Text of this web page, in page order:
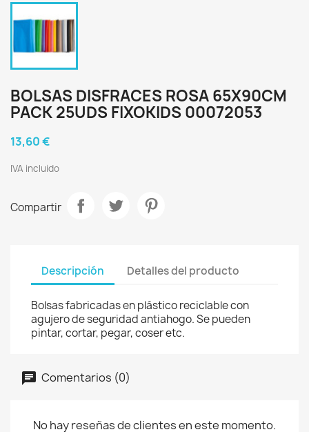
BOLSAS DISFRACES ROSA 65X90CM
PACK 25UDS FIXOKIDS 00072053
13,60 €
IVA incluido
Compartir
Descripción Detalles del producto
Bolsas fabricadas en plástico reciclable con
agujero de seguridad antiahogo. Se pueden
pintar, cortar, pegar, coser etc.
Comentarios (0)
No hay reseñas de clientes en este momento.